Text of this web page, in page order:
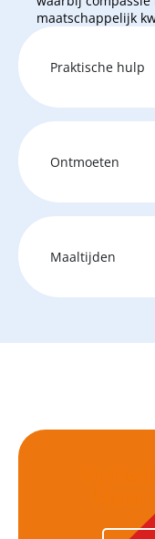
maatschappelijk
Praktische hulp
Ontmoeten
Maaltijden
Huis